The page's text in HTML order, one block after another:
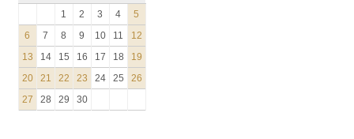
1
2 3 4
5
6
7 8 9 10 11
12
13
14 15 16 17 18
19
20
21 22 23 24 25
26
27
28 29 30